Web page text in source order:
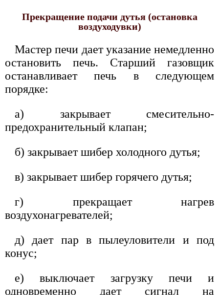
Прекращение подачи дутья (остановка
воздуходувки)
Мастер печи дает указание немедленно
остановить печь. Старший газовщик
останавливает печь в следующем
порядке:
а) закрывает смесительно-
предохранительный клапан;
б) закрывает шибер холодного дутья;
в) закрывает шибер горячего дутья;
г) прекращает нагрев
воздухонагревателей;
д) дает пар в пылеуловители и под
конус;
е) выключает загрузку печи и
одновременно дает сигнал на